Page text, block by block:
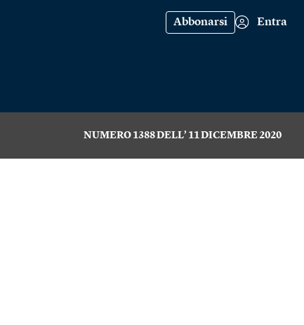
Abbonarsi Entra
NUMERO 1388 DELL’ 11 DICEMBRE 2020